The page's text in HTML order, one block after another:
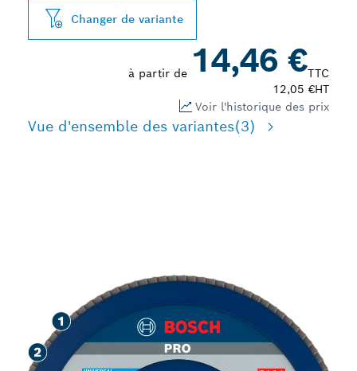
Changer de variante
à partir de 14,46 €TTC
12,05 €HT
Voir l'historique des prix
Vue d'ensemble des variantes(3)